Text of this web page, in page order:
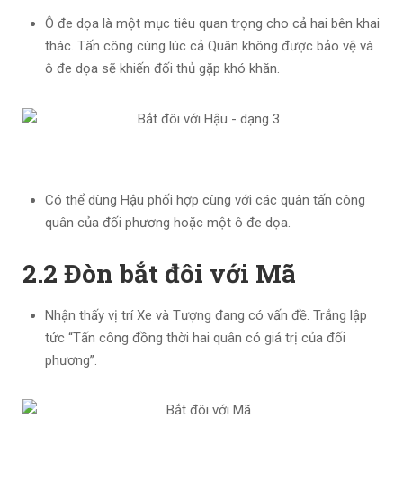
Ô đe dọa là một mục tiêu quan trọng cho cả hai bên khai
thác. Tấn công cùng lúc cả Quân không được bảo vệ và
ô đe dọa sẽ khiến đối thủ gặp khó khăn.
Có thể dùng Hậu phối hợp cùng với các quân tấn công
quân của đối phương hoặc một ô đe dọa.
2.2 Đòn bắt đôi với Mã
Nhận thấy vị trí Xe và Tượng đang có vấn đề. Trắng lập
tức “Tấn công đồng thời hai quân có giá trị của đối
phương”.